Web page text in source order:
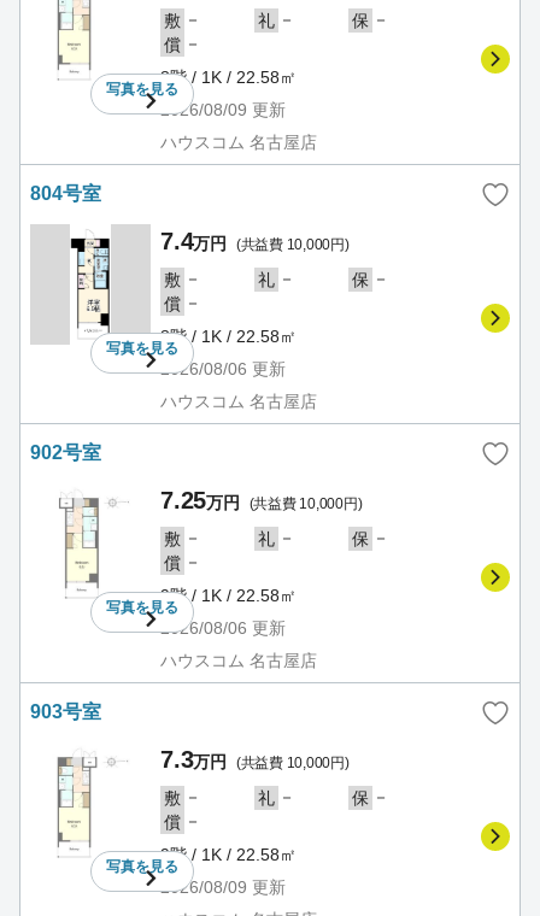
写真を見る
敷 － 礼 － 保 －
償 －
8階 / 1K / 22.58㎡
2026/08/09 更新
ハウスコム 名古屋店
804号室
写真を見る
7.4万円 (共益費 10,000円)
敷 － 礼 － 保 －
償 －
8階 / 1K / 22.58㎡
2026/08/06 更新
ハウスコム 名古屋店
902号室
写真を見る
7.25万円 (共益費 10,000円)
敷 － 礼 － 保 －
償 －
9階 / 1K / 22.58㎡
2026/08/06 更新
ハウスコム 名古屋店
903号室
写真を見る
7.3万円 (共益費 10,000円)
敷 － 礼 － 保 －
償 －
9階 / 1K / 22.58㎡
2026/08/09 更新